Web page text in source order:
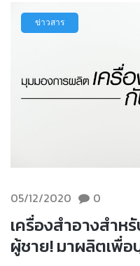
ข่าวสาร
05/12/2020 0
เครื่องสำอางสำห
ผู้ชาย! มาผลิตเพื่อ